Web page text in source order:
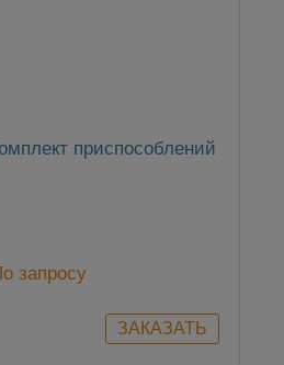
приспособлений
запросу